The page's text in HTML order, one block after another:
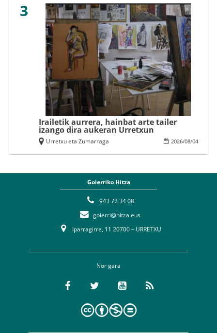
3
Irailetik aurrera, hainbat arte tailer
izango dira aukeran Urretxun
2026/08/04
Urretxu eta Zumarraga
Goierriko Hitza
943 72 34 08
goierri@hitza.eus
Iparragirre, 11 20700 – URRETXU
Nor gara